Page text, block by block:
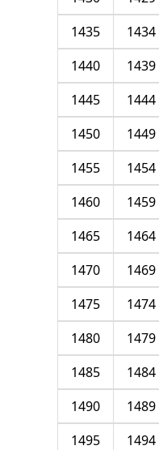
1434
1435
1439
1440
1444
1445
1449
1450
1454
1455
1459
1460
1464
1465
1469
1470
1474
1475
1479
1480
1484
1485
1489
1490
1494
1495